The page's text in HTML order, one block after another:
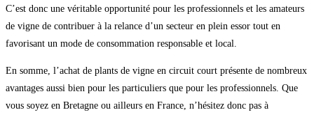
C’est donc une véritable opportunité pour les professionnels et les amateurs
de vigne de contribuer à la relance d’un secteur en plein essor tout en
favorisant un mode de consommation responsable et local.
En somme, l’achat de plants de vigne en circuit court présente de nombreux
avantages aussi bien pour les particuliers que pour les professionnels. Que
vous soyez en Bretagne ou ailleurs en France, n’hésitez donc pas à